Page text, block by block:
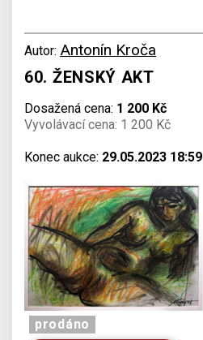
Autor: Antonín Kroča
60. ŽENSKÝ AKT
Dosažená cena: 1 200 Kč
Vyvolávací cena: 1 200 Kč
Konec aukce: 29.05.2023 18:59
prodáno